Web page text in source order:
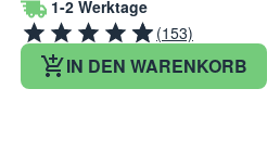
1-2 Werktage
(153)
IN DEN WARENKORB